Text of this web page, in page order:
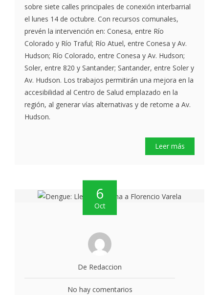
sobre siete calles principales de conexión interbarrial
el lunes 14 de octubre. Con recursos comunales,
prevén la intervención en: Conesa, entre Río
Colorado y Río Traful; Río Atuel, entre Conesa y Av.
Hudson; Río Colorado, entre Conesa y Av. Hudson;
Soler, entre 820 y Santander; Santander, entre Soler y
Av. Hudson. Los trabajos permitirán una mejora en la
accesibilidad al Centro de Salud emplazado en la
región, al generar vías alternativas y de retome a Av.
Hudson.
Leer más
6
Oct
De Redaccion
No hay comentarios